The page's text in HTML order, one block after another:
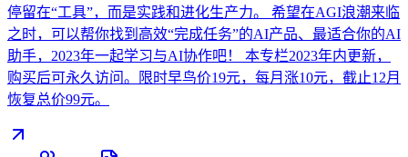
停留在“工具”，而是实践和进化生产力。 希望在AGI浪潮来临
之时，可以帮你找到高效“完成任务”的AI产品、最适合你的AI
助手，2023年一起学习与AI协作吧！ 本专栏2023年内更新，
购买后可永久访问。限时早鸟价19元，每月涨10元，截止12月
恢复总价99元。